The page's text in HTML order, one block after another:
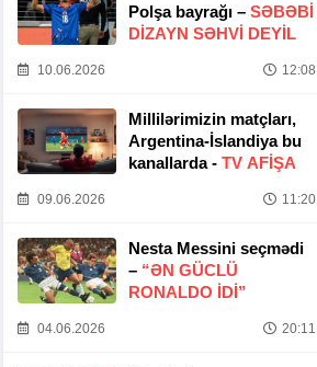
Polşa bayrağı – SƏBƏBI
DIZAYN SƏHVI DEYIL
10.06.2026 12:08
Millilərimizin matçları,
Argentina-İslandiya bu
kanallarda - TV AFİŞA
09.06.2026 11:20
Nesta Messini seçmədi
– “ƏN GÜCLÜ
RONALDO IDI”
04.06.2026 20:11